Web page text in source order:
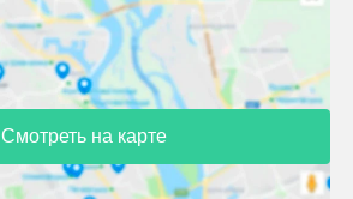
Смотреть на карте